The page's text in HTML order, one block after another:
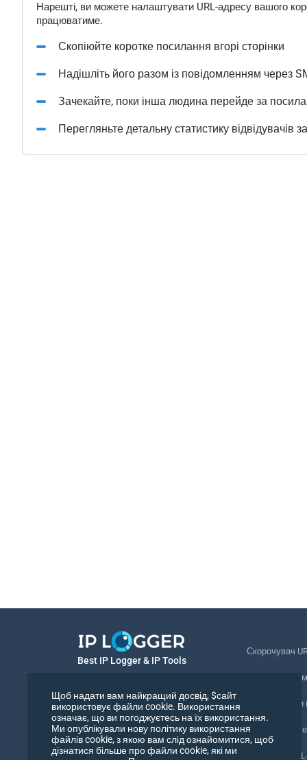
Нарешті, ви можете налаштувати URL-адресу вашого
працюватиме.
Скопіюйте коротке посилання вгорі сторінки
Надішліть його разом із повідомленням через
Зачекайте, поки інша людина перейде за
Перегляньте детальну статистику відвідувачів
Best IP Logger & IP Tools
Українська
Українська
Скорочувач
Відстеження
Піксель
Перевірка
Щоб надати вам найкращий досвід, $сайт
використовує файли cookie. Використання
означає, що ви погоджуєтесь на їх використання.
Ми опублікували нову політику використання
файлів cookie, з якою вам слід ознайомитися, щоб
дізнатися більше про файли cookie, які ми